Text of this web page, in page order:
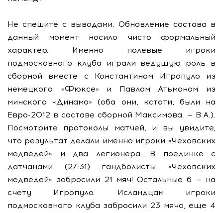
Не спешите с выводами. Обновление состава в
данный момент носило чисто формальный
характер. Именно полевые игроки
подмосковного клуба играли ведущую роль в
сборной вместе с Константином Игропуло из
немецкого «Фюксе» и Павлом Атьманом из
минского «Динамо» (оба они, кстати, были на
Евро-2012 в составе сборной Максимова. — В.А.).
Посмотрите протоколы матчей, и вы увидите,
что результат делали именно игроки «Чеховских
медведей» и два легионера. В поединке с
датчанами (27:31) гандболисты «Чеховских
медведей» забросили 21 мяч! Остальные 6 — на
счету Игропуло. Исландцам игроки
подмосковного клуба забросили 23 мяча, еще 4